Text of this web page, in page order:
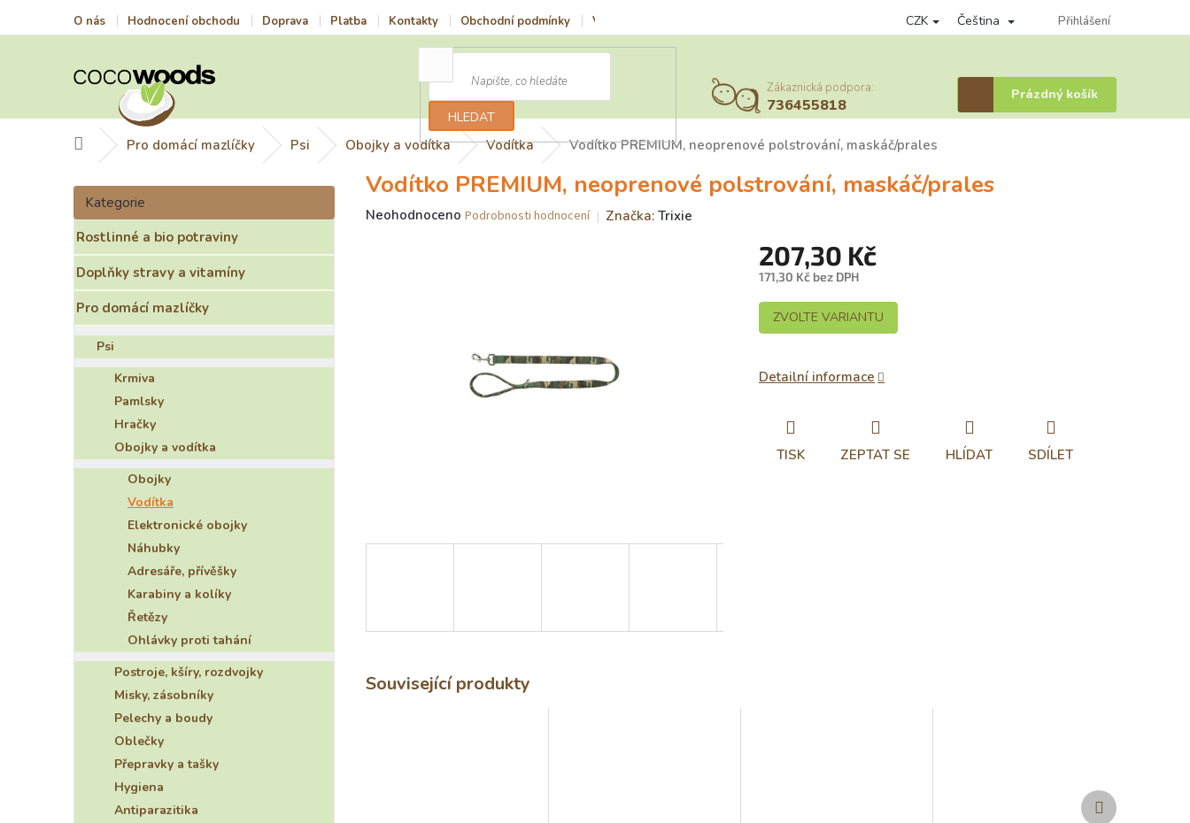
O nás Hodnocení obchodu Doprava Platba Kontakty Obchodní podmínky Vrácení zboží a reklamace Podmínky ochrany osobních údajů Věrnostní program Provizní systém
CZK Čeština Přihlášení
HLEDAT
Zákaznická podpora:
736455818
Nákupní
košík
Prázdný košík
Domů Pro domácí mazlíčky Psi Obojky a vodítka Vodítka Vodítko PREMIUM, neoprenové polstrování, maskáč/prales
P
s
t
r
a
n
n
í
p
Přeskočit
kategorie
Kategorie
Rostlinné a bio potraviny
Doplňky stravy a vitamíny
Pro domácí mazlíčky
Psi
Krmiva
Pamlsky
Hračky
Obojky a vodítka
Obojky
Vodítka
Elektronické obojky
Náhubky
Adresáře, přívěšky
Karabiny a kolíky
Řetězy
Ohlávky proti tahání
Postroje, kšíry, rozdvojky
Misky, zásobníky
Pelechy a boudy
Oblečky
Přepravky a tašky
Hygiena
Antiparazitika
Vodítko PREMIUM, neoprenové polstrování, maskáč/prales
Průměrné
Neohodnoceno Podrobnosti hodnocení Značka: Trixie
207,30 Kč
171,30 Kč bez DPH
Měrná
cena:
ZVOLTE VARIANTU
Detailní informace
TISK ZEPTAT SE HLÍDAT SDÍLET
Související produkty
Další
produkt